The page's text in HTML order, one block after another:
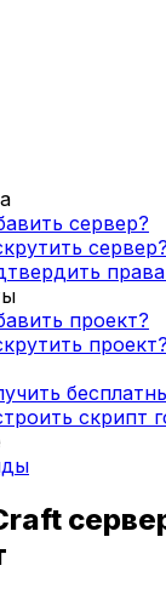
сервер?
сервер?
проект?
проект?
скрипт